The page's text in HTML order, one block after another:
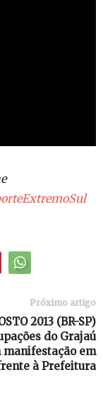
Próximo artigo
2013 (BR-SP)
do Grajaú
manifestação em
à Prefeitura